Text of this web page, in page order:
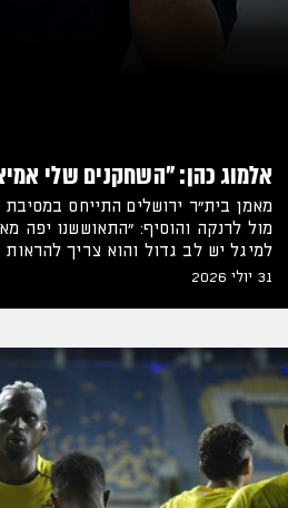
אלמוג כהן: "השחקנים שלי
מאמן בית"ר ירושלים התייחס
מול לרנקה והוסיף: "התאוששנו יפה
למיגל יש לב גדול והוא צריך להראות
31 יולי 2026